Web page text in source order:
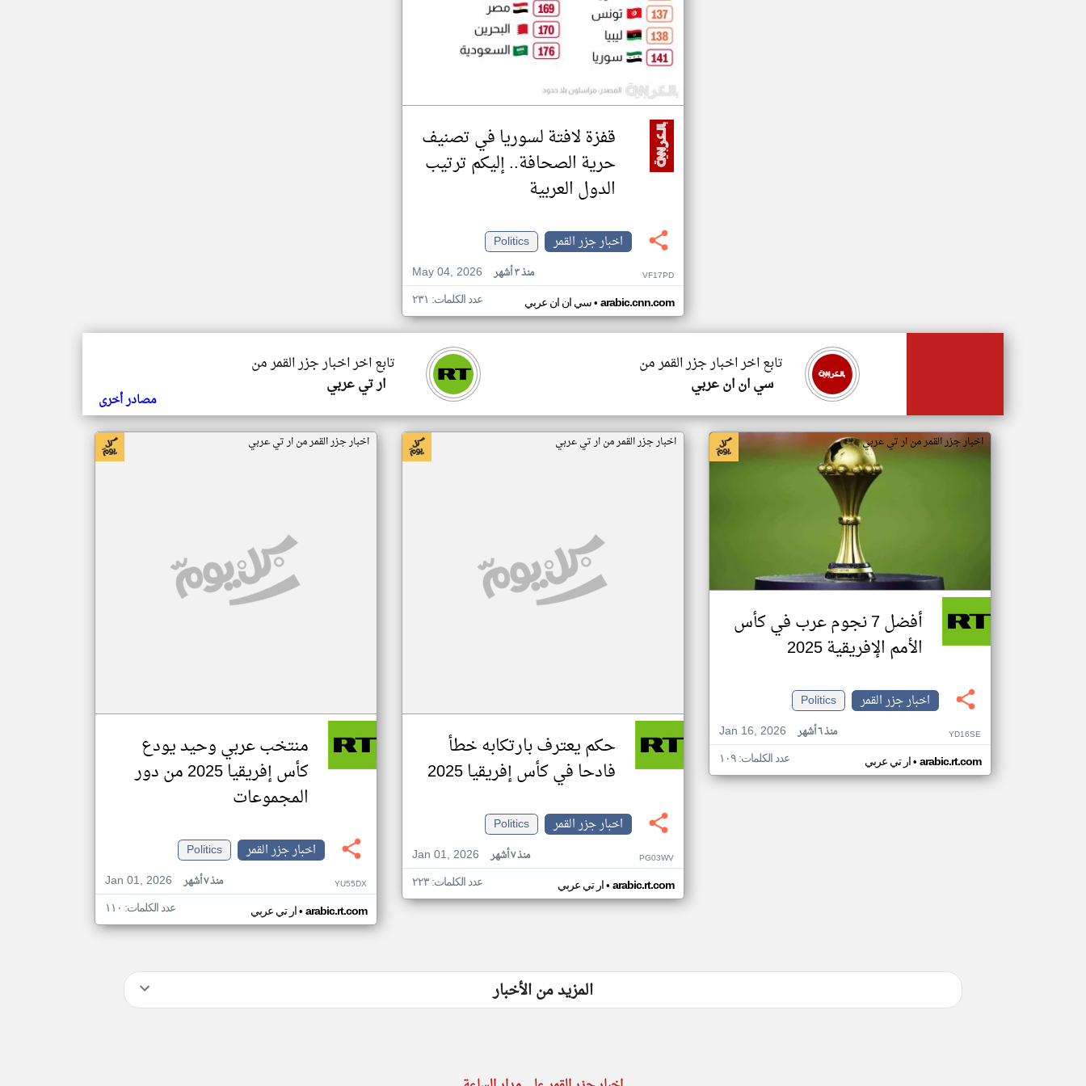
قفزة لافتة لسوريا في تصنيف
حرية الصحافة.. إليكم ترتيب
الدول العربية
اخبار جزر القمر
Politics
May 04, 2026
منذ ٣ أشهر VF17PD
سي ان ان عربي• arabic.cnn.com عدد الكلمات: ٢٣١
تابع اخر اخبار جزر القمر من
ار تي عربي
تابع اخر اخبار جزر القمر من
سي ان ان عربي
مصادر أخرى
اخبار جزر القمر من ار تي عربي
أفضل 7 نجوم عرب في كأس
الأمم الإفريقية 2025
اخبار جزر القمر
Politics
Jan 16, 2026
منذ ٦ أشهر YD16SE
ار تي عربي• arabic.rt.com عدد الكلمات: ١٠٩
اخبار جزر القمر من ار تي عربي
حكم يعترف بارتكابه خطأ
فادحا في كأس إفريقيا 2025
اخبار جزر القمر
Politics
Jan 01, 2026
منذ ٧ أشهر PG03WV
ار تي عربي• arabic.rt.com عدد الكلمات: ٢٢٣
اخبار جزر القمر من ار تي عربي
منتخب عربي وحيد يودع
كأس إفريقيا 2025 من دور
المجموعات
اخبار جزر القمر
Politics
Jan 01, 2026
منذ ٧ أشهر YU55DX
ار تي عربي• arabic.rt.com عدد الكلمات: ١١٠
المزيد من الأخبار